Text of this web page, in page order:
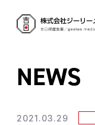
NEWS
2021.03.29